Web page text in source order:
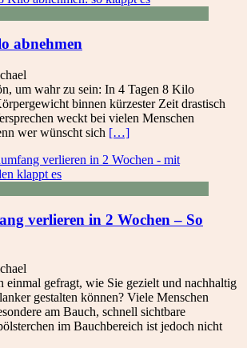
abnehmen
um wahr zu sein: In 4 Tagen 8 Kilo
binnen kürzester Zeit drastisch
weckt bei vielen Menschen
wer wünscht sich […]
verlieren in 2 Wochen – So
einmal gefragt, wie Sie gezielt und nachhaltig
gestalten können? Viele Menschen
am Bauch, schnell sichtbare
im Bauchbereich ist jedoch nicht